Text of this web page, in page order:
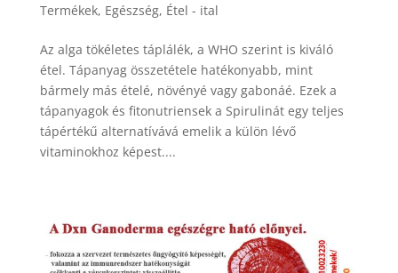
Termékek, Egészség, Étel - ital
Az alga tökéletes táplálék, a WHO szerint is kiváló
étel. Tápanyag összetétele hatékonyabb, mint
bármely más ételé, növényé vagy gabonáé. Ezek a
tápanyagok és fitonutriensek a Spirulinát egy teljes
tápértékű alternatívává emelik a külön lévő
vitaminokhoz képest....